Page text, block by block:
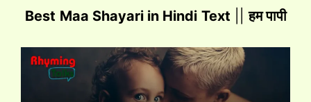
Best Maa Shayari in Hindi Text ||हम पापी